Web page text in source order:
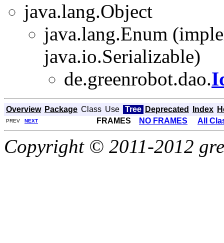
java.lang.Object
java.lang.Enum
java.io.Serializable)
de.greenrobot.dao.
Overview Package Class Use Tree Deprecated Index
PREV NEXT FRAMES NO FRAMES All
Copyright © 2011-2012